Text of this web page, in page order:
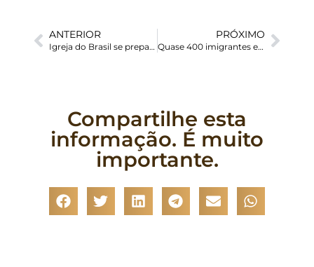
ANTERIOR
Igreja do Brasil se prepara para a celebração da 39ª Semana do Migrante
PRÓXIMO
Quase 400 imigrantes estão retidos no Aeroporto de Guarulhos, afirma MPF
Compartilhe esta
informação. É muito
importante.